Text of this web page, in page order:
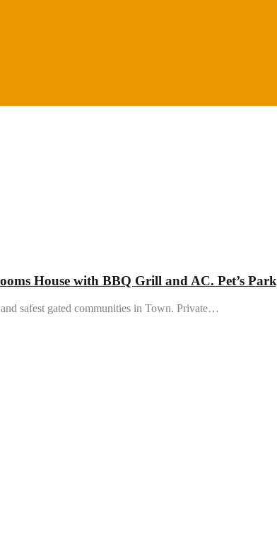
House with BBQ Grill and AC. Pet’s
safest gated communities in Town. Private…